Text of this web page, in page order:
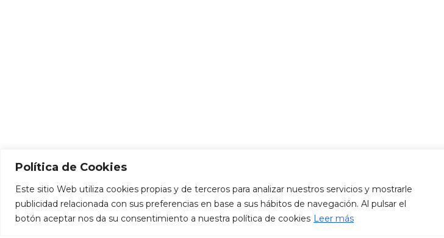
Política de Cookies
Este sitio Web utiliza cookies propias y de terceros para analizar nuestros servicios y mostrarle
publicidad relacionada con sus preferencias en base a sus hábitos de navegación. Al pulsar el
botón aceptar nos da su consentimiento a nuestra política de cookies Leer más